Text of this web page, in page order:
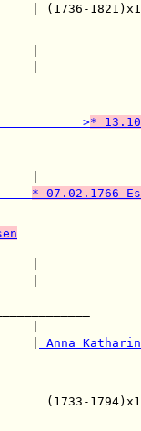
|
>*
* 07.02.1766
|
Anna